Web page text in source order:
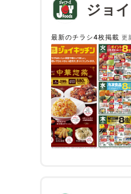
ジョ
最新のチラシ4枚掲載 更